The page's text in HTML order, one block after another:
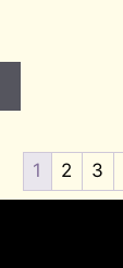
1 2 3